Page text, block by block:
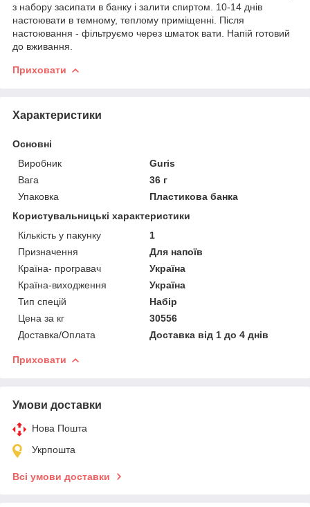
з набору засипати в банку і залити спиртом. 10-14 днів
настоювати в темному, теплому приміщенні. Після
настоювання - фільтруємо через шматок вати. Напій готовий
до вживання.
Приховати
Характеристики
Основні
Виробник
Guris
Вага
36 г
Упаковка
Пластикова банка
Користувальницькі характеристики
Кількість у пакунку
1
Призначення
Для напоїв
Країна- програвач
Україна
Країна-виходження
Україна
Тип спецій
Набір
Цена за кг
30556
Доставка/Оплата
Доставка від 1 до 4 днів
Приховати
Умови доставки
Нова Пошта
Укрпошта
Всі умови доставки